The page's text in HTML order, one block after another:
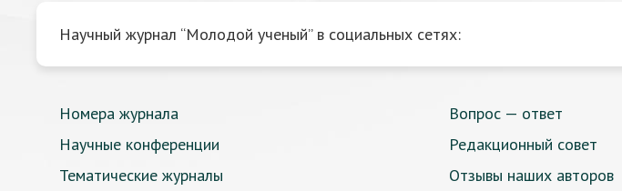
Научный журнал “Молодой ученый” в социальных сетях:
Номера журнала
Научные конференции
Тематические журналы
Вопрос — ответ
Редакционный совет
Отзывы наших авторов